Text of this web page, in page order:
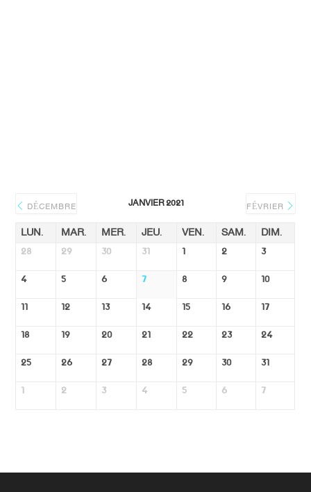
DÉCEMBRE JANVIER 2021 FÉVRIER
LUN. MAR. MER. JEU. VEN. SAM. DIM.
28 29 30 31 1 2
3
4
5 6 7 8 9
10
11
12 13 14 15 16
17
18
19 20 21 22 23
24
25
26 27 28 29 30
31
1
2 3 4 5 6 7